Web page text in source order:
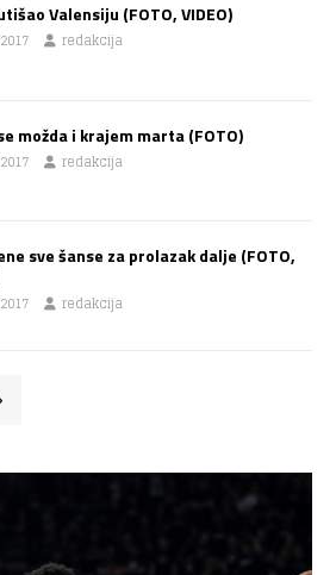
Valensiju (FOTO, VIDEO)
redakcija
možda i krajem marta (FOTO)
redakcija
sve šanse za prolazak dalje (FOTO,
redakcija